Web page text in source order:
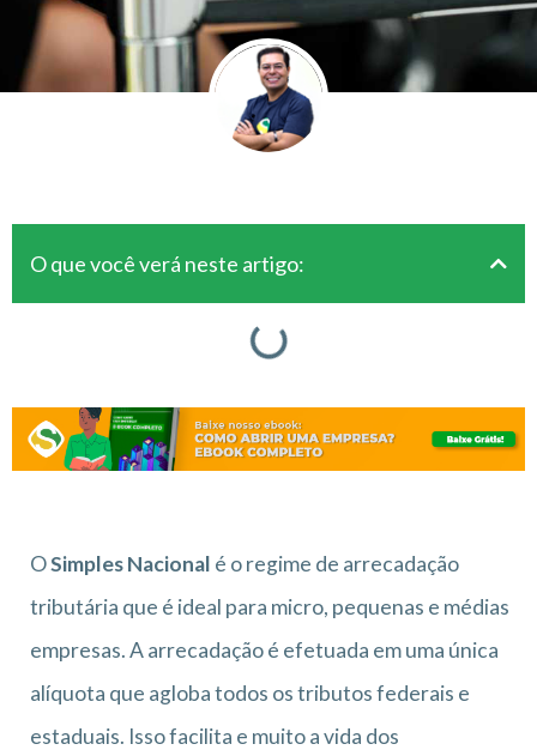
O que você verá neste artigo:
OSimples Nacional é o regime de arrecadação
tributária que é ideal para micro, pequenas e médias
empresas. A arrecadação é efetuada em uma única
alíquota que agloba todos os tributos federais e
estaduais. Isso facilita e muito a vida dos